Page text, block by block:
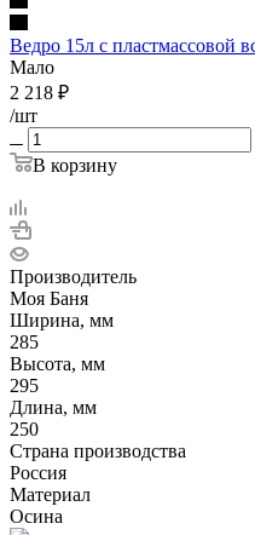
Ведро 15л с пластмассовой
Мало
2 218 ₽
/шт
В корзину
Производитель
Моя Баня
Ширина, мм
285
Высота, мм
295
Длина, мм
250
Страна производства
Россия
Материал
Осина